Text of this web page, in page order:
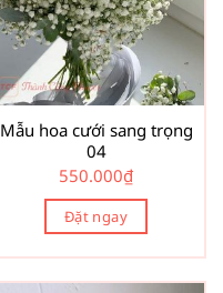
Mẫu hoa cưới sang trọng
04
550.000₫
Đặt ngay